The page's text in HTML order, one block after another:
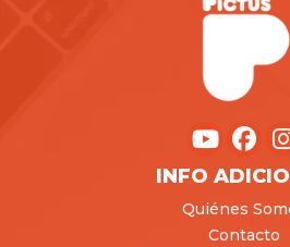
INFO
Quiénes
Contacto